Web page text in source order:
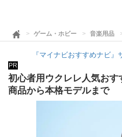
ゲーム・ホビー 音楽用品
『マイナビおすすめナビ
PR
初心者用ウクレレ人気おす
商品から本格モデルまで